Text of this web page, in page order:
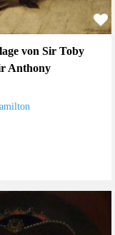
von Sir Toby
Anthony